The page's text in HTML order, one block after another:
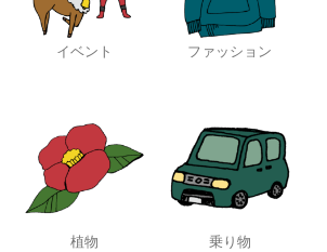
イベント ファッション
植物 乗り物